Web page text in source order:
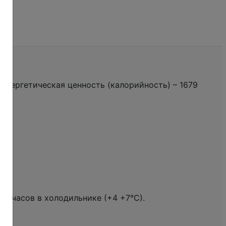
ценность (калорийность) – 1679
часов в холодильнике (+4 +7°С).